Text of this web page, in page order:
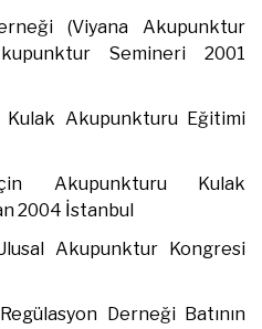
(Viyana Akupunktur
Semineri 2001
Akupunkturu Eğitimi
Akupunkturu Kulak
2004 İstanbul
Akupunktur Kongresi
Derneği Batının